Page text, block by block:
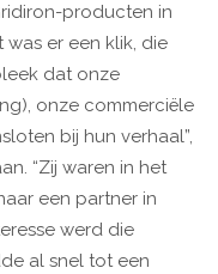
producten in
was er een klik, die
dat onze
onze commerciële
bij hun verhaal”,
“Zij waren in het
een partner in
werd die
al snel tot een